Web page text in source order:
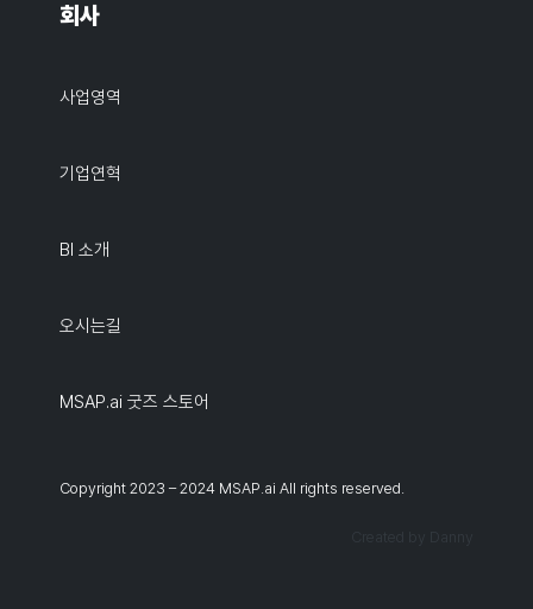
회사
사업영역
기업연혁
BI 소개
오시는길
MSAP.ai 굿즈 스토어
Copyright 2023 – 2024 MSAP.ai All rights reserved.